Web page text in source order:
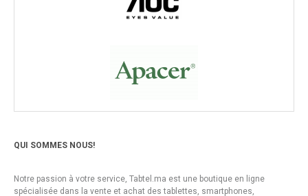
QUI SOMMES NOUS!
Notre passion à votre service, Tabtel.ma est une boutique en ligne
spécialisée dans la vente et achat des tablettes, smartphones,